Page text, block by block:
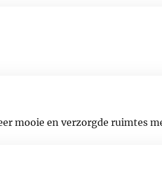
mooie en verzorgde ruimtes